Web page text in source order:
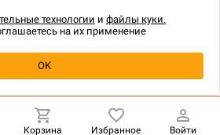
о наличии
Корзина Избранное Войти
технологии и файлы куки.
на их применение
OK